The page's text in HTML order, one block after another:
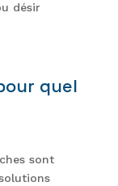
désir
quel
sont